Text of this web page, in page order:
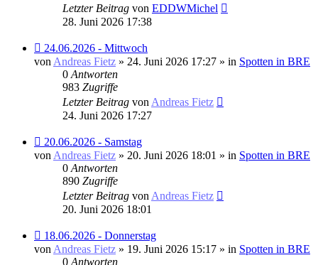
Letzter Beitrag von EDDWMichel
28. Juni 2026 17:38
Neuer
Beitrag
24.06.2026 - Mittwoch
von Andreas Fietz » 24. Juni 2026 17:27 » in Spotten in BRE
0 Antworten
983 Zugriffe
Letzter Beitrag von Andreas Fietz
24. Juni 2026 17:27
Neuer
Beitrag
20.06.2026 - Samstag
von Andreas Fietz » 20. Juni 2026 18:01 » in Spotten in BRE
0 Antworten
890 Zugriffe
Letzter Beitrag von Andreas Fietz
20. Juni 2026 18:01
Neuer
Beitrag
18.06.2026 - Donnerstag
von Andreas Fietz » 19. Juni 2026 15:17 » in Spotten in BRE
0 Antworten